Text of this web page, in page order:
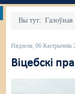
Вы тут:Галоўная
Нядзеля, 06 Кастрычнік
Віцебскі